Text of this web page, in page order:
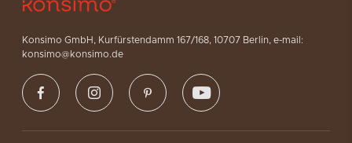
Konsimo GmbH, Kurfürstendamm 167/168, 10707 Berlin, e-mail:
konsimo@konsimo.de